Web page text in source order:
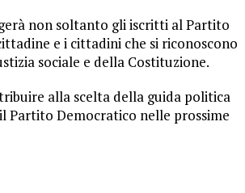
non soltanto gli iscritti al Partito
e i cittadini che si riconoscono
sociale e della Costituzione.
alla scelta della guida politica
Partito Democratico nelle prossime